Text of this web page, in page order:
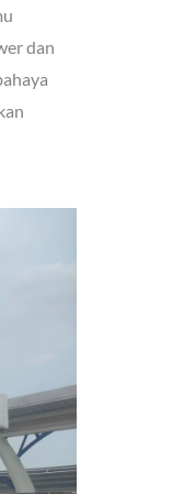
dan